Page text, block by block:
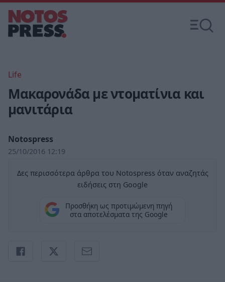
Life
Μακαρονάδα με ντοματίνια και
μανιτάρια
Notospress
25/10/2016 12:19
Δες περισσότερα άρθρα του Notospress όταν αναζητάς
ειδήσεις στη Google
Προσθήκη ως προτιμώμενη πηγή
στα αποτελέσματα της Google